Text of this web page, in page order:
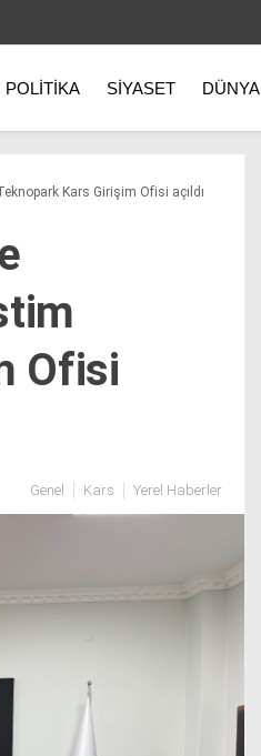
POLITIKA SIYASET DÜNYA
Kars Girişim Ofisi açıldı
Ofisi
Genel Kars Yerel Haberler